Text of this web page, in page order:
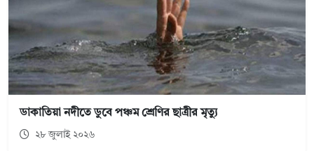
ডাকাতিয়া নদীতে ডুবে পঞ্চম শ্রেণির ছাত্রীর মৃত্যু
২৮ জুলাই ২০২৬